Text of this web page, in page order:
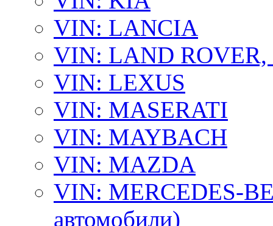
VIN: LANCIA
VIN: LAND ROVER,
VIN: LEXUS
VIN: MASERATI
VIN: MAYBACH
VIN: MAZDA
VIN: MERCEDES-
автомобили)